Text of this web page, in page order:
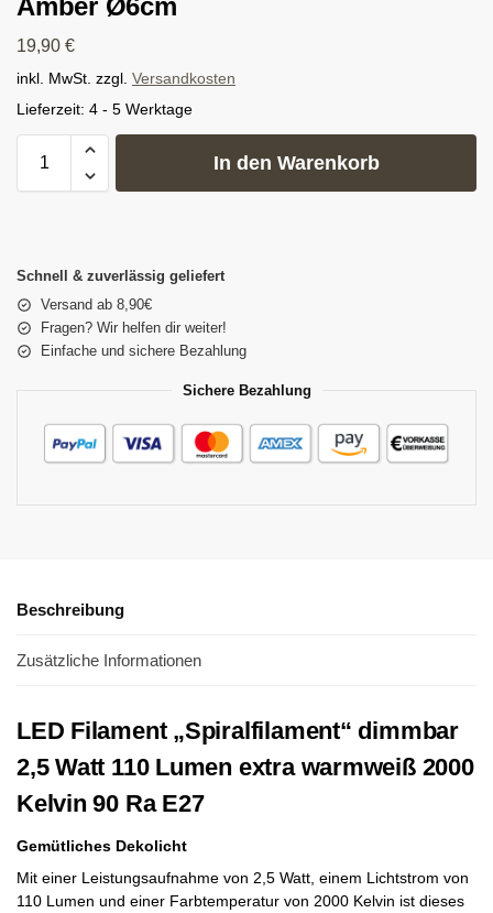
Amber Ø6cm
19,90 €
inkl. MwSt. zzgl. Versandkosten
Lieferzeit: 4 - 5 Werktage
In den Warenkorb
Schnell & zuverlässig geliefert
Versand ab 8,90€
Fragen? Wir helfen dir weiter!
Einfache und sichere Bezahlung
Sichere Bezahlung
Beschreibung
Zusätzliche Informationen
LED Filament „Spiralfilament“ dimmbar
2,5 Watt 110 Lumen extra warmweiß 2000
Kelvin 90 Ra E27
Gemütliches Dekolicht
Mit einer Leistungsaufnahme von 2,5 Watt, einem Lichtstrom von
110 Lumen und einer Farbtemperatur von 2000 Kelvin ist dieses